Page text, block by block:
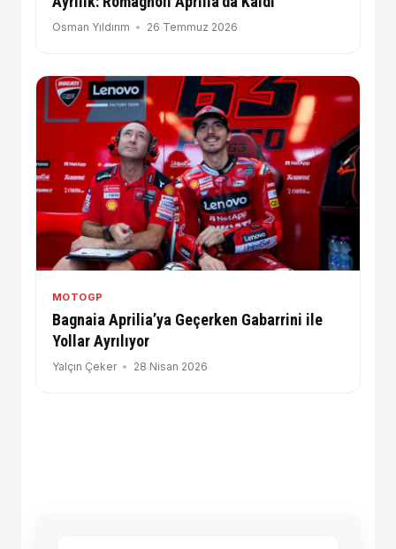
Osman Yıldırım 26 Temmuz 2026
MOTOGP
Bagnaia Aprilia’ya Geçerken Gabarrini ile
Yollar Ayrılıyor
Yalçın Çeker 28 Nisan 2026